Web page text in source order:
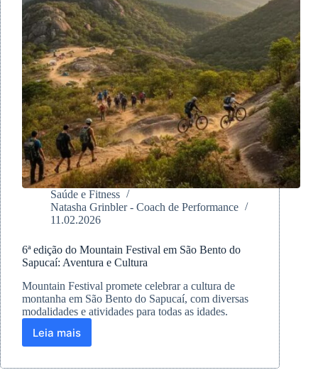
Saúde e Fitness
Natasha Grinbler - Coach de Performance
11.02.2026
6ª edição do Mountain Festival em São Bento do
Sapucaí: Aventura e Cultura
Mountain Festival promete celebrar a cultura de
montanha em São Bento do Sapucaí, com diversas
modalidades e atividades para todas as idades.
Leia mais
6ª
do